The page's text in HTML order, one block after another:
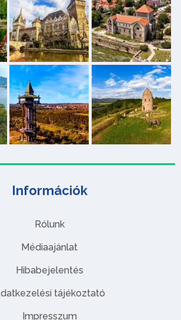
Információk
Rólunk
Médiaajánlat
Hibabejelentés
tájékoztató
Impresszum